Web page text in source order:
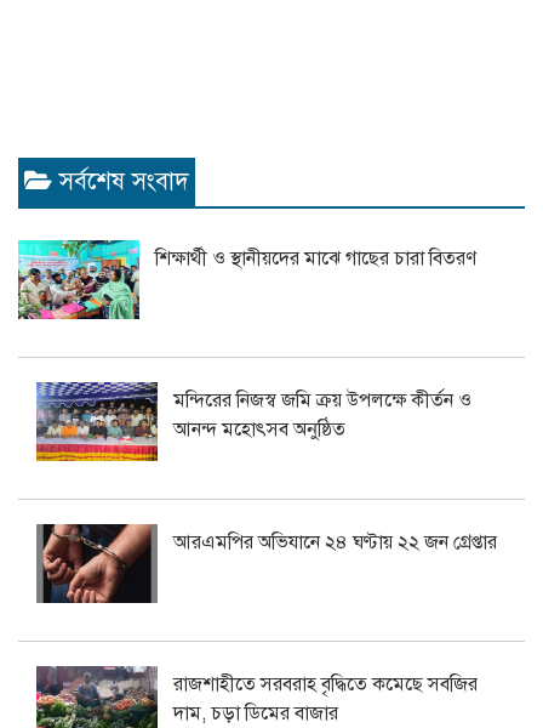
সর্বশেষ সংবাদ
শিক্ষার্থী ও স্থানীয়দের মাঝে গাছের চারা বিতরণ
মন্দিরের নিজস্ব জমি ক্রয় উপলক্ষে কীর্তন ও
আনন্দ মহোৎসব অনুষ্ঠিত
আরএমপির অভিযানে ২৪ ঘণ্টায় ২২ জন গ্রেপ্তার
রাজশাহীতে সরবরাহ বৃদ্ধিতে কমেছে সবজির
দাম, চড়া ডিমের বাজার